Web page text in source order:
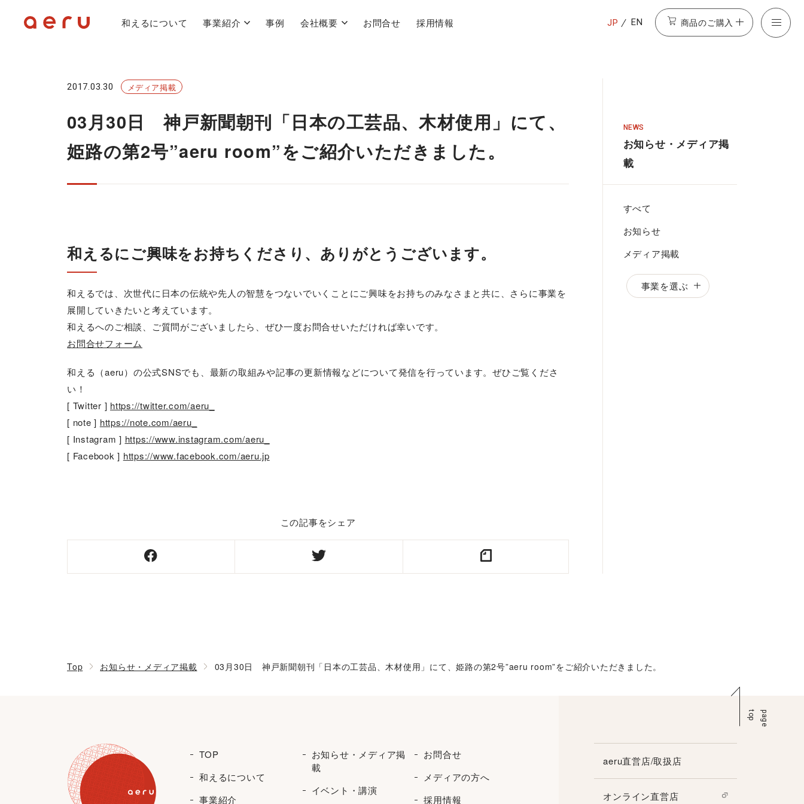
和えるについて 事業紹介 事例 会社概要 お問合せ 採用情報 JP EN 商品のご購入
2017.03.30 メディア掲載
03月30日 神戸新聞朝刊「日本の工芸品、木材使用」にて、
姫路の第2号”aeru room”をご紹介いただきました。
和えるにご興味をお持ちくださり、ありがとうございます。
和えるでは、次世代に日本の伝統や先人の智慧をつないでいくことにご興味をお持ちのみなさまと共に、さらに事業を
展開していきたいと考えています。
和えるへのご相談、ご質問がございましたら、ぜひ一度お問合せいただければ幸いです。
お問合せフォーム
和える（aeru）の公式SNSでも、最新の取組みや記事の更新情報などについて発信を行っています。ぜひご覧くださ
い！
[ Twitter ] https://twitter.com/aeru_
[ note ] https://note.com/aeru_
[ Instagram ] https://www.instagram.com/aeru_
[ Facebook ] https://www.facebook.com/aeru.jp
この記事をシェア
NEWS
お知らせ・メディア掲
載
すべて
お知らせ
メディア掲載
事業を選ぶ
Top お知らせ・メディア掲載 03月30日 神戸新聞朝刊「日本の工芸品、木材使用」にて、姫路の第2号”aeru room”をご紹介いただきました。
p
a
g
e
t
o
p
TOP
和えるについて
事業紹介
お知らせ・メディア掲
載
イベント・講演
お問合せ
メディアの方へ
採用情報
aeru直営店/取扱店
オンライン直営店